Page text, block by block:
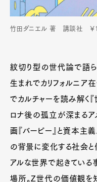
竹田ダニエル 著 講談社 ￥
紋切り型の世代論で語
生まれでカリフォルニア
でカルチャーを読み解く
ロナ後の孤立が深まるア
画『バービー』と資本主義
の背景に変化する社会と
アルな世界で起きてい
場所。Z世代の価値観を